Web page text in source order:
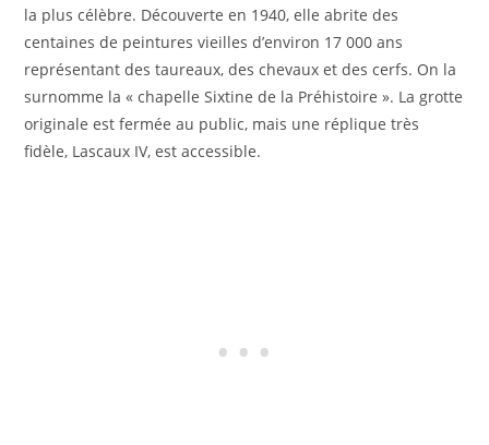
la plus célèbre. Découverte en 1940, elle abrite des
centaines de peintures vieilles d’environ 17 000 ans
représentant des taureaux, des chevaux et des cerfs. On la
surnomme la « chapelle Sixtine de la Préhistoire ». La grotte
originale est fermée au public, mais une réplique très
fidèle, Lascaux IV, est accessible.